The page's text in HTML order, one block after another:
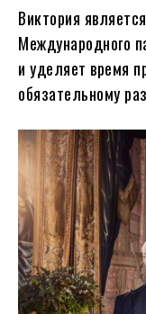
Виктория
Международного
и уделяет время
обязательному